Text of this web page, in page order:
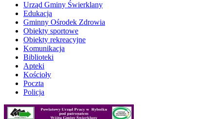
Urząd Gminy Świerklany
Edukacja
Gminny Ośrodek Zdrowia
Obiekty sportowe
Obiekty rekreacyjne
Komunikacja
Biblioteki
Apteki
Kościoły
Poczta
Policja